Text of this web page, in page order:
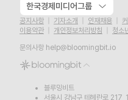
한국경제미디어그룹
공지사항 기자소개 인재채용
이용약관
개인정보처리방침 청소
문의사항 help@bloomingbit.io
블루밍비트
서울시 강남구 테헤란로 217,